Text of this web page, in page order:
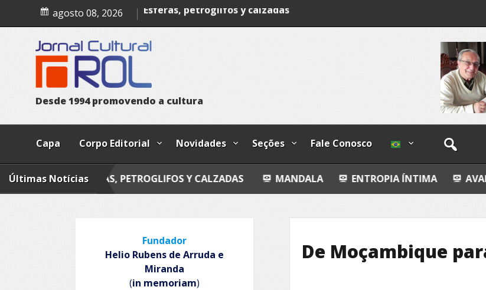
content
agosto 08, 2026
Desde1994 promovendo a cultura
Capa Corpo Editorial Novidades Seções Fale Conosco
Últimas Notícias
ESFERAS, PETROGLIFOS Y CALZADAS MANDALA ENTROPIA ÍNTIMA AVALIAÇÃO
De Moçambique
Fundador
Helio Rubens de Arruda e
Miranda
(in memoriam)